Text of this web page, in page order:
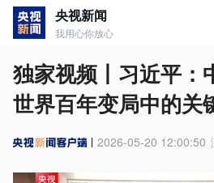
央视新闻
我用心你放心
独家视频丨习近平：
世界百年变局中的关
2026-05-20 12:00:50